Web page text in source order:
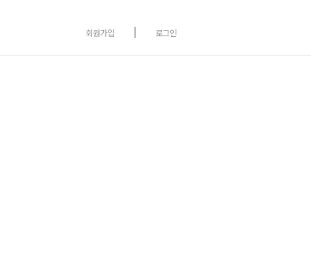
회원가입 로그인